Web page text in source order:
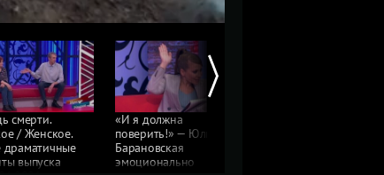
смерти.
/ Женское.
выпуска
«И я должна
поверить!» — Юлия
Барановская
эмоционально